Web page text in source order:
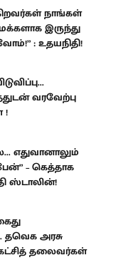
நாங்கள்
இருந்து
: உதயநிதி!
வரவேற்பு
!
எதுவானாலும்
– கெத்தாக
ஸ்டாலின்!
தவெக அரசு
தலைவர்கள்